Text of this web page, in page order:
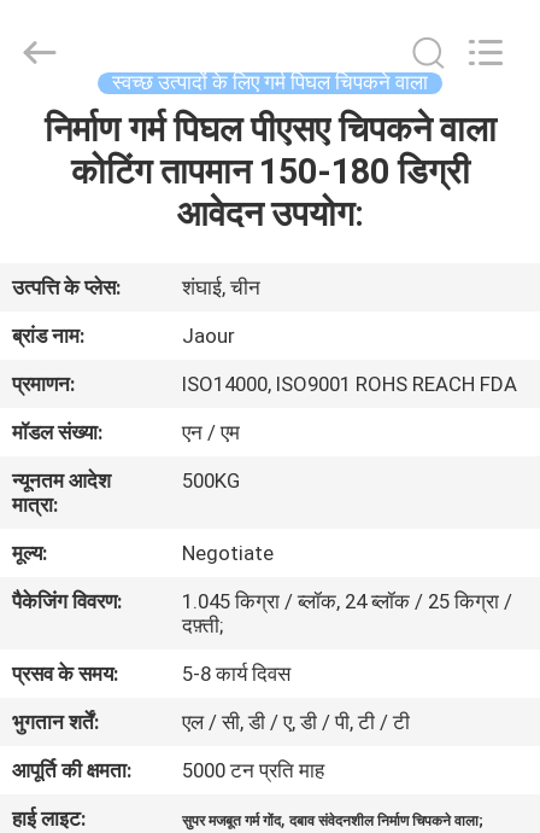
हमारे
बारे
में
कारखाना
दौरा
गुणवत्ता
नियंत्रण
हमसे
संपर्क
करें
Adhesive
Products
स्वच्छ उत्पादों के लिए गर्म पिघल चिपकने वाला
निर्माण गर्म पिघल पीएसए चिपकने वाला
कोटिंग तापमान 150-180 डिग्री
आवेदन उपयोग:
उत्पत्ति के प्लेस:
शंघाई, चीन
ब्रांड नाम:
Jaour
प्रमाणन:
ISO14000, ISO9001 ROHS REACH FDA
मॉडल संख्या:
एन / एम
न्यूनतम आदेश
मात्रा:
500KG
मूल्य:
Negotiate
पैकेजिंग विवरण:
1.045 किग्रा / ब्लॉक, 24 ब्लॉक / 25 किग्रा /
दफ़्ती;
प्रसव के समय:
5-8 कार्य दिवस
भुगतान शर्तें:
एल / सी, डी / ए, डी / पी, टी / टी
आपूर्ति की क्षमता:
5000 टन प्रति माह
हाई लाइट:
सुपर मजबूत गर्म गोंद,दबाव संवेदनशील निर्माण चिपकने वाला;